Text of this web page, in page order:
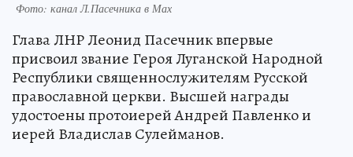
Фото: канал Л.Пасечника в Мах
Глава ЛНР Леонид Пасечник впервые
присвоил звание Героя Луганской Народной
Республики священнослужителям Русской
православной церкви. Высшей награды
удостоены протоиерей Андрей Павленко и
иерей Владислав Сулейманов.